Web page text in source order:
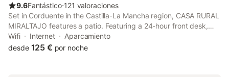
9.6Fantástico⋅121 valoraciones
Set in Corduente in the Castilla-La Mancha region, CASA RURAL
MIRALTAJO features a patio. Featuring a 24-hour front desk,
this property also provides guests with a children's playground.
Wifi Internet
Aparcamiento
desde 125 € por noche